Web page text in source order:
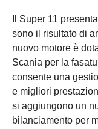
Il Super 11
sono il risultato di
nuovo motore è
Scania per la
consente una
e migliori
si aggiungono un
bilanciamento per